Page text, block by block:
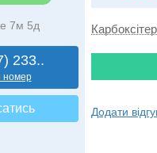
7м 5д
233..
номер
Додати